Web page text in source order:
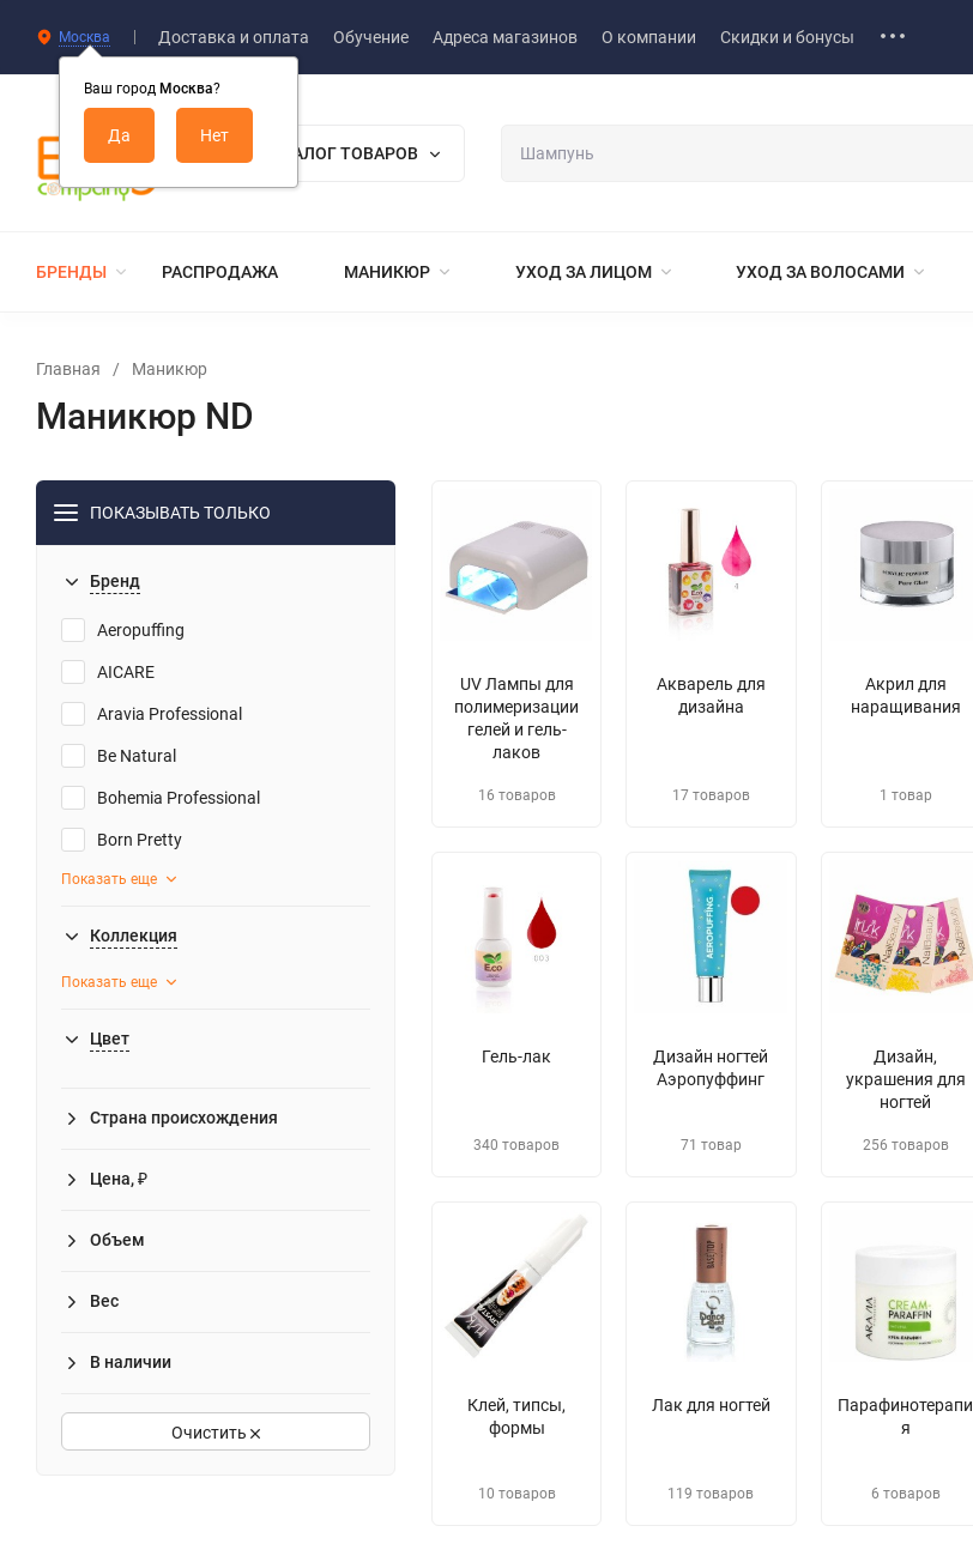
Москва
Ваш город Москва?
Доставка и оплата Обучение Адреса магазинов О компании Скидки и бонусы
КАТАЛОГ ТОВАРОВ
БРЕНДЫ РАСПРОДАЖА МАНИКЮР УХОД ЗА ЛИЦОМ УХОД ЗА ВОЛОСАМИ
Главная / Маникюр
Маникюр ND
ПОКАЗЫВАТЬ ТОЛЬКО
Бренд
Aeropuffing
AICARE
Aravia Professional
Be Natural
Bohemia Professional
Born Pretty
Показать еще
Коллекция
Показать еще
Цвет
Страна происхождения
Цена, ₽
Объем
Вес
В наличии
Очистить
UV Лампы для
полимеризации
гелей и гель-
лаков
16 товаров
Акварель для
дизайна
17 товаров
Акрил для
наращивания
1 товар
Гель-лак
340 товаров
Дизайн ногтей
Аэропуффинг
71 товар
Дизайн,
украшения для
ногтей
256 товаров
Клей, типсы,
формы
10 товаров
Лак для ногтей
119 товаров
Парафинотерапи
я
6 товаров